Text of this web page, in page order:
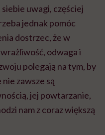
uwagi, częściej
jednak pomóc
dostrzec, że w
odwaga i
polegają na tym, by
zawsze są
jej powtarzanie,
nam z coraz większą